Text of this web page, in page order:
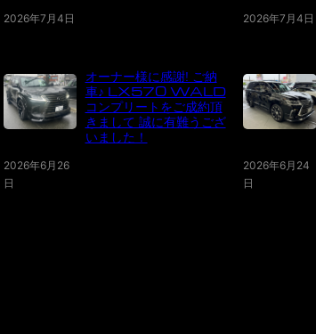
2026年7月4日 2026年7月4日
2026年6月26
日
オーナー様に感謝! ご納
車♪ LX570 WALD
コンプリートをご成約頂
きまして 誠に有難うござ
いました！
2026年6月24
日